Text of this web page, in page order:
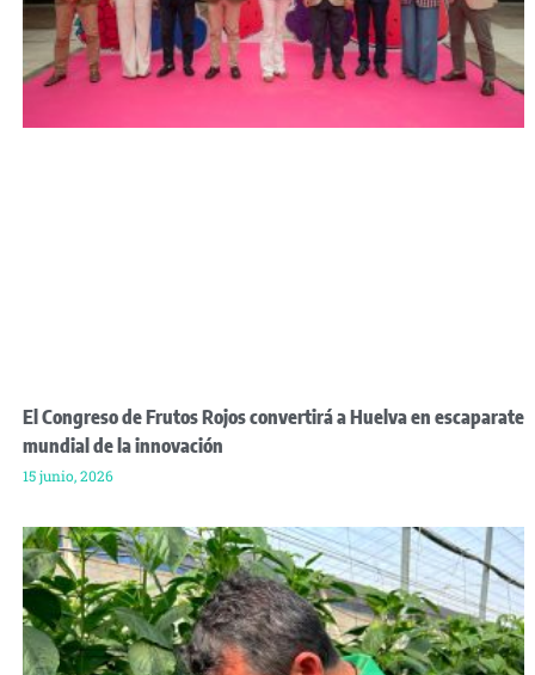
El Congreso de Frutos Rojos convertirá a Huelva en escaparate
mundial de la innovación
15 junio, 2026